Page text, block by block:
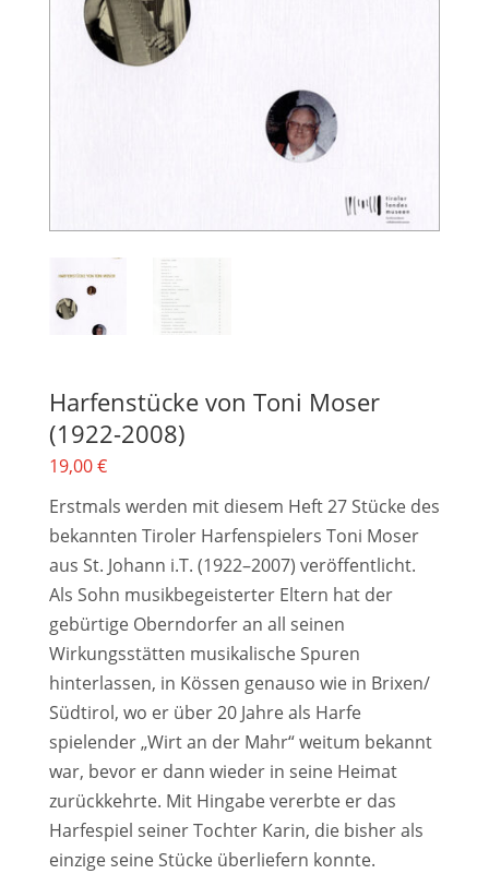
Harfenstücke von Toni Moser
(1922-2008)
19,00€
Erstmals werden mit diesem Heft 27 Stücke des
bekannten Tiroler Harfenspielers Toni Moser
aus St. Johann i.T. (1922–2007) veröffentlicht.
Als Sohn musikbegeisterter Eltern hat der
gebürtige Oberndorfer an all seinen
Wirkungsstätten musikalische Spuren
hinterlassen, in Kössen genauso wie in Brixen/
Südtirol, wo er über 20 Jahre als Harfe
spielender „Wirt an der Mahr“ weitum bekannt
war, bevor er dann wieder in seine Heimat
zurückkehrte. Mit Hingabe vererbte er das
Harfespiel seiner Tochter Karin, die bisher als
einzige seine Stücke überliefern konnte.